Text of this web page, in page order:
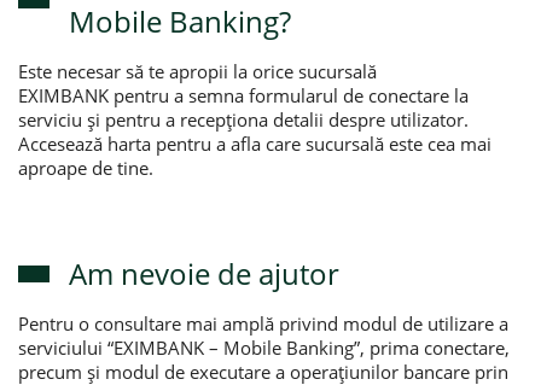
Mobile Banking?
Este necesar să te apropii la orice sucursală
EXIMBANK pentru a semna formularul de conectare la
serviciu și pentru a recepționa detalii despre utilizator.
Accesează harta pentru a afla care sucursală este cea mai
aproape de tine.
Am nevoie de ajutor
Pentru o consultare mai amplă privind modul de utilizare a
serviciului “EXIMBANK – Mobile Banking”, prima conectare,
precum și modul de executare a operațiunilor bancare prin